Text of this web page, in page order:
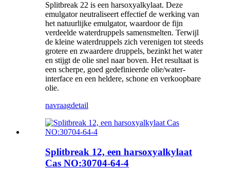
Splitbreak 22 is een harsoxyalkylaat. Deze
emulgator neutraliseert effectief de werking van
het natuurlijke emulgator, waardoor de fijn
verdeelde waterdruppels samensmelten. Terwijl
de kleine waterdruppels zich verenigen tot steeds
grotere en zwaardere druppels, bezinkt het water
en stijgt de olie snel naar boven. Het resultaat is
een scherpe, goed gedefinieerde olie/water-
interface en een heldere, schone en verkoopbare
olie.
navraagdetail
Splitbreak 12, een harsoxyalkylaat
Cas NO:30704-64-4